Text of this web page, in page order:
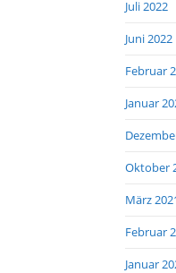
Juli 2022
Juni 2022
Februar
Januar
Oktober
März
Februar
Januar